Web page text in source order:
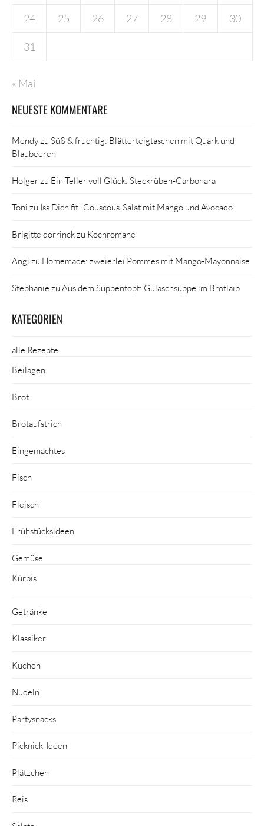
24 25 26 27 28 29 30
31
« Mai
NEUESTE KOMMENTARE
Mendyzu Süß & fruchtig: Blätterteigtaschen mit Quark und
Blaubeeren
Holgerzu Ein Teller voll Glück: Steckrüben-Carbonara
Toni zu Iss Dich fit! Couscous-Salat mit Mango und Avocado
Brigitte dorrinckzu Kochromane
Angi zu Homemade: zweierlei Pommes mit Mango-Mayonnaise
Stephanie zu Aus dem Suppentopf: Gulaschsuppe im Brotlaib
KATEGORIEN
alle Rezepte
Beilagen
Brot
Brotaufstrich
Eingemachtes
Fisch
Fleisch
Frühstücksideen
Gemüse
Kürbis
Getränke
Klassiker
Kuchen
Nudeln
Partysnacks
Picknick-Ideen
Plätzchen
Reis